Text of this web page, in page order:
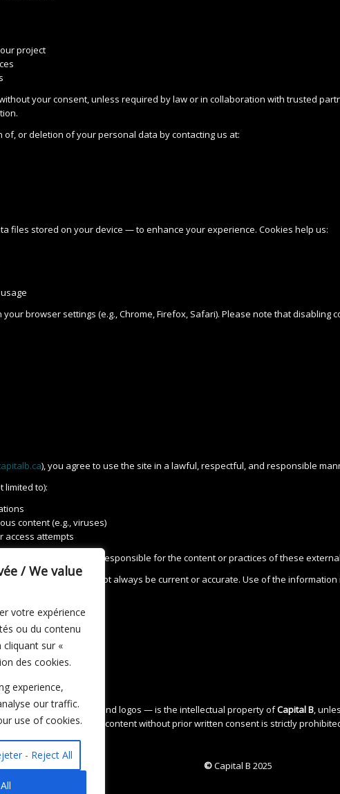
/ We value
votre expérience
ou du contenu
cliquant sur «
des cookies.
experience,
our traffic.
use of cookies.
- Reject All
project
your consent, unless required by law or in collaboration with trusted
of, or deletion of your personal data by contacting us at:
files stored on your device — to enhance your experience. Cookies help us:
browser settings (e.g., Chrome, Firefox, Safari). Please note that disabling
), you agree to use the site in a lawful, respectful, and responsible
limited to):
content (e.g., viruses)
access attempts
websites. We are not responsible for the content or practices of these
only and may not always be current or accurate. Use of the
text, images, graphics, and logos — is the intellectual property ofCapital B,
or use of any content without prior written consent is strictly
©Capital B 2025